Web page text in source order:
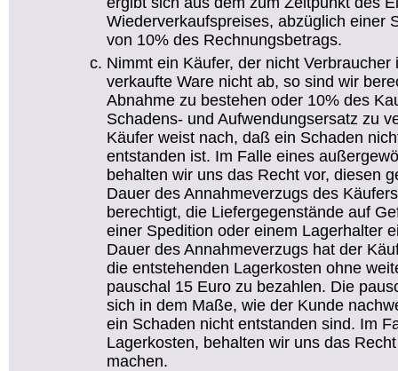
Wiederverkaufspreises, abzüglich einer
von 10% des Rechnungsbetrags.
Nimmt ein Käufer, der nicht
verkaufte Ware nicht ab, so sind wir
Abnahme zu bestehen oder 10% des
Schadens- und Aufwendungsersatz zu
Käufer weist nach, daß ein Schaden
entstanden ist. Im Falle eines
behalten wir uns das Recht vor, diesen
Dauer des Annahmeverzugs des
berechtigt, die Liefergegenstände auf
einer Spedition oder einem Lagerhalter
Dauer des Annahmeverzugs hat der
die entstehenden Lagerkosten ohne
pauschal 15 Euro zu bezahlen. Die
sich in dem Maße, wie der Kunde
ein Schaden nicht entstanden sind. Im
Lagerkosten, behalten wir uns das
machen.